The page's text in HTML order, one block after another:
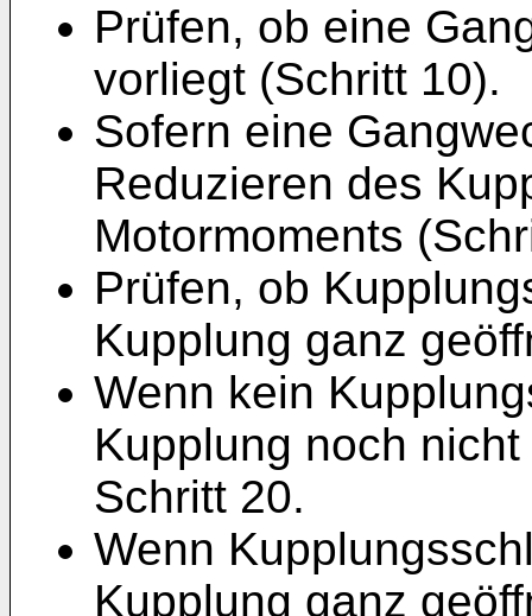
Prüfen, ob eine
vorliegt (Schritt 10).
Sofern eine
Reduzieren des
Motormoments
Prüfen, ob
Kupplung ganz
Wenn kein
Kupplung noch
Schritt 20.
Wenn
Kupplung ganz